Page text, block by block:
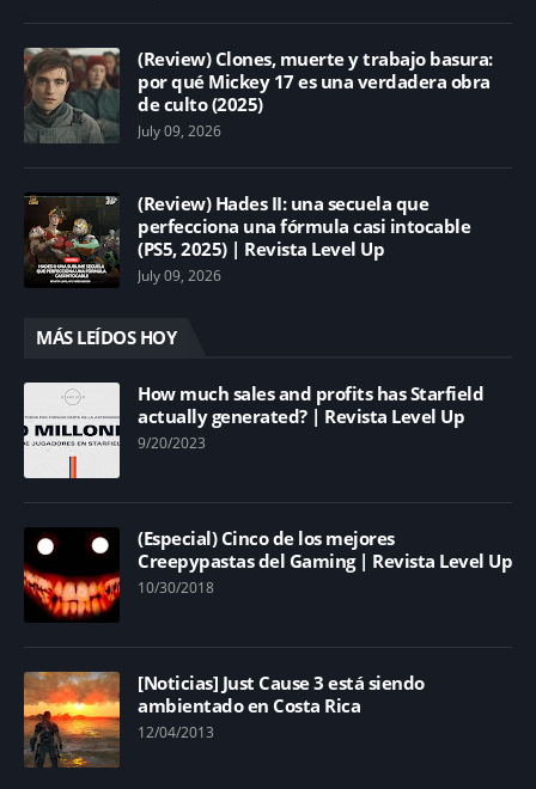
(Review) Clones, muerte y trabajo basura:
por qué Mickey 17 es una verdadera obra
de culto (2025)
July 09, 2026
(Review) Hades II: una secuela que
perfecciona una fórmula casi intocable
(PS5, 2025) | Revista Level Up
July 09, 2026
MÁS LEÍDOS HOY
How much sales and profits has Starfield
actually generated? | Revista Level Up
9/20/2023
(Especial) Cinco de los mejores
Creepypastas del Gaming | Revista Level Up
10/30/2018
[Noticias] Just Cause 3 está siendo
ambientado en Costa Rica
12/04/2013